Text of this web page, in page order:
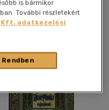
is bármikor
További részletekért
Kft. adatkezelési
Rendben